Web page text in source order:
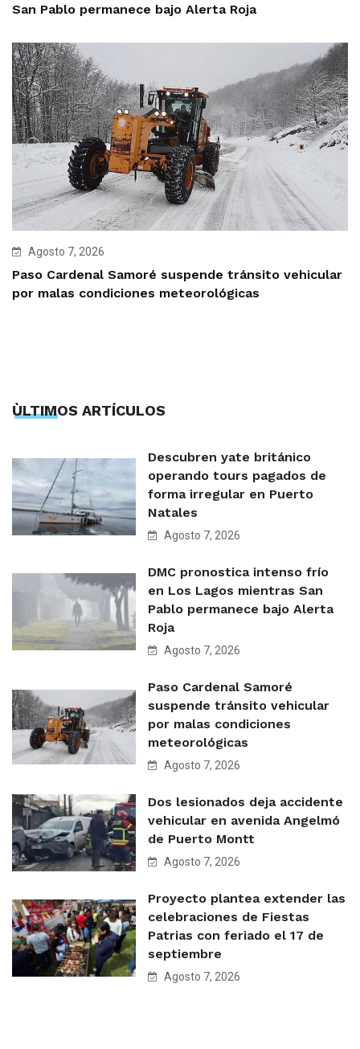
San Pablo permanece bajo Alerta Roja
Agosto 7, 2026
Paso Cardenal Samoré suspende tránsito vehicular
por malas condiciones meteorológicas
ÙLTIMOS ARTÍCULOS
Descubren yate británico
operando tours pagados de
forma irregular en Puerto
Natales
Agosto 7, 2026
DMC pronostica intenso frío
en Los Lagos mientras San
Pablo permanece bajo Alerta
Roja
Agosto 7, 2026
Paso Cardenal Samoré
suspende tránsito vehicular
por malas condiciones
meteorológicas
Agosto 7, 2026
Dos lesionados deja accidente
vehicular en avenida Angelmó
de Puerto Montt
Agosto 7, 2026
Proyecto plantea extender las
celebraciones de Fiestas
Patrias con feriado el 17 de
septiembre
Agosto 7, 2026